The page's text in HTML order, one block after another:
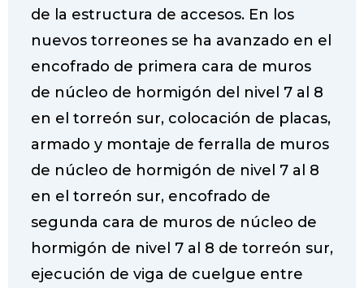
de la estructura de accesos. En los
nuevos torreones se ha avanzado en el
encofrado de primera cara de muros
de núcleo de hormigón del nivel 7 al 8
en el torreón sur, colocación de placas,
armado y montaje de ferralla de muros
de núcleo de hormigón de nivel 7 al 8
en el torreón sur, encofrado de
segunda cara de muros de núcleo de
hormigón de nivel 7 al 8 de torreón sur,
ejecución de viga de cuelgue entre